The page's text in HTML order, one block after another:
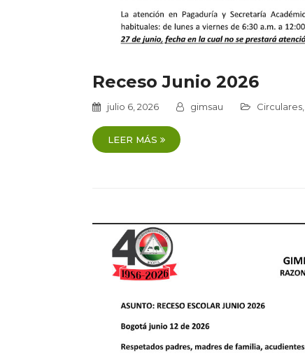
Receso Junio 2026
julio 6, 2026 gimsau Circulares
LEER MÁS